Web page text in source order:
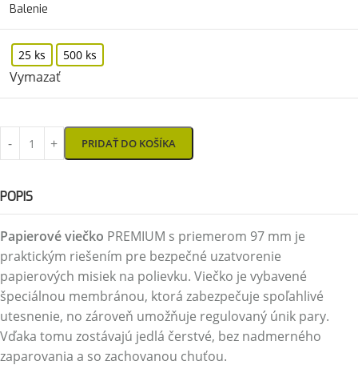
Balenie
25 ks 500 ks
Vymazať
PRIDAŤ DO KOŠÍKA
POPIS
Papierové viečko PREMIUM s priemerom 97 mm je
praktickým riešením pre bezpečné uzatvorenie
papierových misiek na polievku. Viečko je vybavené
špeciálnou membránou, ktorá zabezpečuje spoľahlivé
utesnenie, no zároveň umožňuje regulovaný únik pary.
Vďaka tomu zostávajú jedlá čerstvé, bez nadmerného
zaparovania a so zachovanou chuťou.